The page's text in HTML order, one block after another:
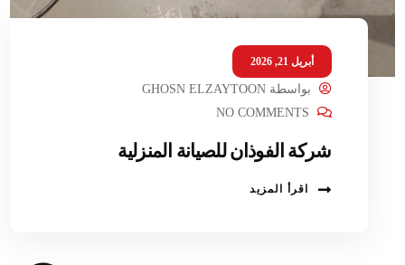
أبريل 21, 2026
بواسطةGHOSN ELZAYTOON
NO COMMENTS
شركة الفوذان للصيانة المنزلية
اقرأ المزيد